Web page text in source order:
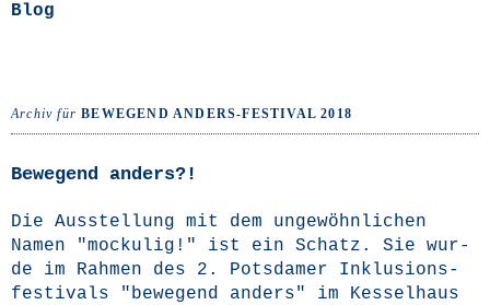
Blog
Archiv fürBEWEGEND ANDERS-FESTIVAL 2018
Bewegend anders?!
Die Aus­stel­lung mit dem unge­wöhn­li­chen
Namen "mocku­lig!" ist ein Schatz. Sie wur­
de im Rah­men des 2. Pots­da­mer Inklu­si­ons­
fes­ti­vals "bewe­gend anders" im Kes­sel­haus